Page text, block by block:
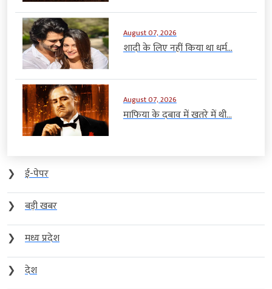
August 07, 2026
शादी के लिए नहीं किया था धर्म...
August 07, 2026
माफिया के दबाव में खतरे में थी...
❯
ई-पेपर
❯
बड़ी खबर
❯
मध्य प्रदेश
❯
देश